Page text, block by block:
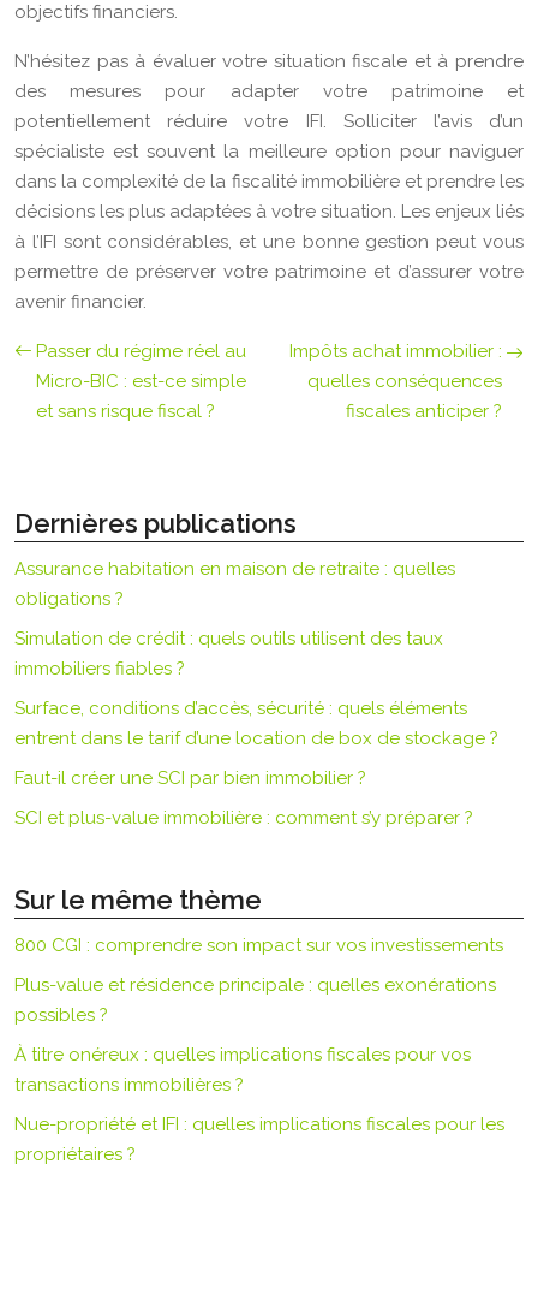
objectifs financiers.
N’hésitez pas à évaluer votre situation fiscale et à prendre
des mesures pour adapter votre patrimoine et
potentiellement réduire votre IFI. Solliciter l’avis d’un
spécialiste est souvent la meilleure option pour naviguer
dans la complexité de la fiscalité immobilière et prendre les
décisions les plus adaptées à votre situation. Les enjeux liés
à l’IFI sont considérables, et une bonne gestion peut vous
permettre de préserver votre patrimoine et d’assurer votre
avenir financier.
Passer du régime réel au
Micro-BIC : est-ce simple
et sans risque fiscal ?
Impôts achat immobilier :
quelles conséquences
fiscales anticiper ?
Dernières publications
Assurance habitation en maison de retraite : quelles
obligations ?
Simulation de crédit : quels outils utilisent des taux
immobiliers fiables ?
Surface, conditions d’accès, sécurité : quels éléments
entrent dans le tarif d’une location de box de stockage ?
Faut-il créer une SCI par bien immobilier ?
SCI et plus-value immobilière : comment s’y préparer ?
Sur le même thème
800 CGI : comprendre son impact sur vos investissements
Plus-value et résidence principale : quelles exonérations
possibles ?
À titre onéreux : quelles implications fiscales pour vos
transactions immobilières ?
Nue-propriété et IFI : quelles implications fiscales pour les
propriétaires ?